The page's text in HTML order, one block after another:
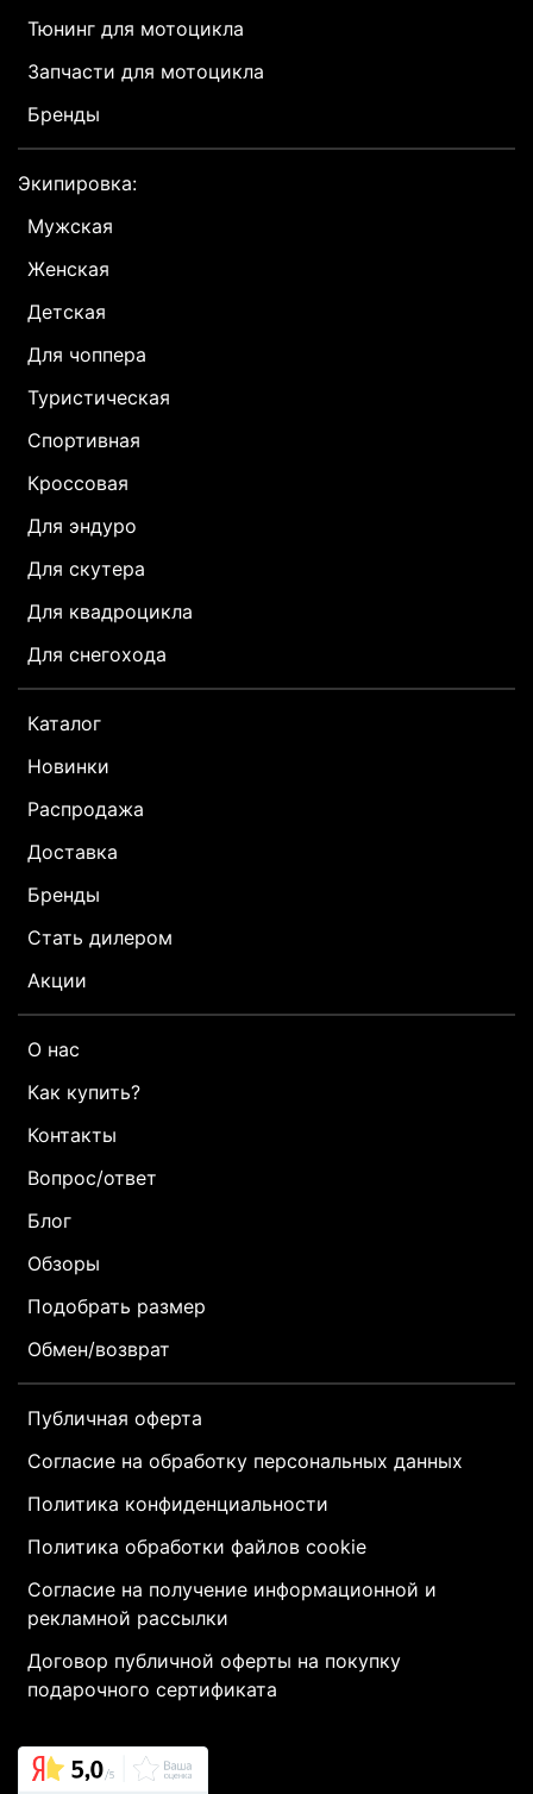
Тюнинг для мотоцикла
Запчасти для мотоцикла
Бренды
Экипировка:
Мужская
Женская
Детская
Для чоппера
Туристическая
Спортивная
Кроссовая
Для эндуро
Для скутера
Для квадроцикла
Для снегохода
Каталог
Новинки
Распродажа
Доставка
Бренды
Стать дилером
Акции
О нас
Как купить?
Контакты
Вопрос/ответ
Блог
Обзоры
Подобрать размер
Обмен/возврат
Публичная оферта
Согласие на обработку персональных данных
Политика конфиденциальности
Политика обработки файлов cookie
Согласие на получение информационной и
рекламной рассылки
Договор публичной оферты на покупку
подарочного сертификата